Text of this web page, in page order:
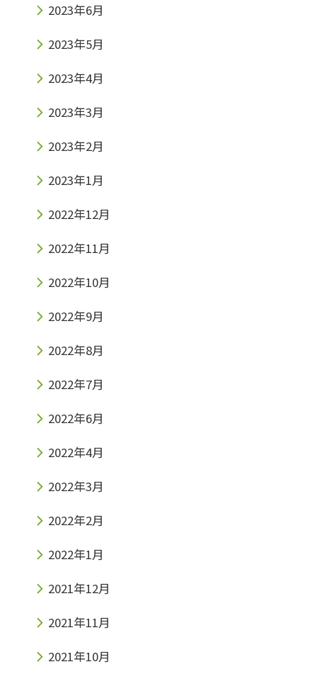
2023年6月
2023年5月
2023年4月
2023年3月
2023年2月
2023年1月
2022年12月
2022年11月
2022年10月
2022年9月
2022年8月
2022年7月
2022年6月
2022年4月
2022年3月
2022年2月
2022年1月
2021年12月
2021年11月
2021年10月